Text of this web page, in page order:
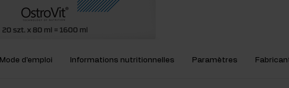
Mode d'emploi Informations nutritionnelles Paramètres